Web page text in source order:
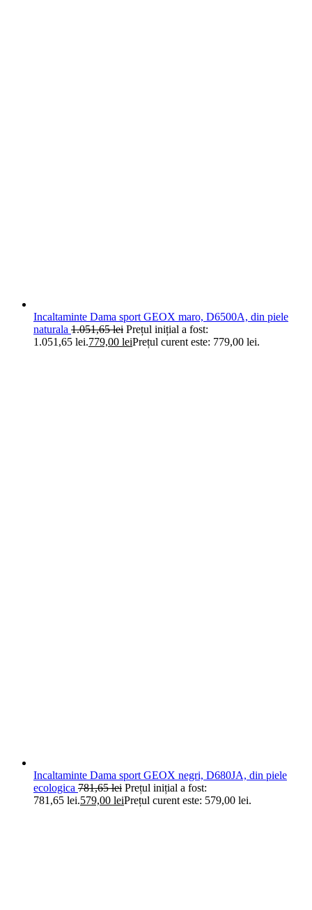
Incaltaminte Dama sport GEOX maro, D6500A, din piele
naturala 1.051,65lei Prețul inițial a fost:
1.051,65 lei.779,00 leiPrețul curent este: 779,00 lei.
Incaltaminte Dama sport GEOX negri, D680JA, din piele
ecologica 781,65lei Prețul inițial a fost:
781,65 lei.579,00 leiPrețul curent este: 579,00 lei.